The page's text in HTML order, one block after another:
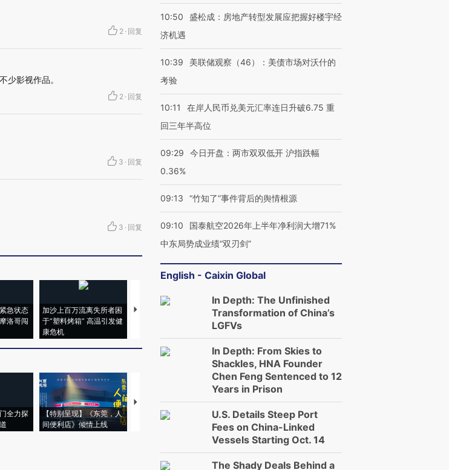
2 · 回复
少影视作品。
2 · 回复
3 · 回复
3 · 回复
急状态
洛哥闯
加沙上百万流离失所者困
于“塑料烤箱” 高温引发健
康危机
马航飞行员跨国走私7万
粒摇头丸 尿检体内含3种
泽连斯基密集出访美英 索
要防空导弹“救急”
全力探
【特别呈现】《东莞，人
间便利店》倾情上线
【推广】走进第四届链博
会，让数智科技“链”接产
【特别呈现】寻找100种
有意思的生活方式·第三对
【商旅对话】华住集团
10:50
盛松成：房地产转型发展应把握好楼宇经
济机遇
10:39
美联储观察（46）：美债市场对沃什的
考验
10:11
在岸人民币兑美元汇率连日升破6.75 重
回三年半高位
09:29
今日开盘：两市双双低开 沪指跌幅
0.36%
09:13 “竹知了”事件背后的舆情根源
09:10
国泰航空2026年上半年净利润大增71%
中东局势成业绩“双刃剑”
English - Caixin Global
In Depth: The Unfinished
Transformation of China’s
LGFVs
In Depth: From Skies to
Shackles, HNA Founder
Chen Feng Sentenced to 12
Years in Prison
U.S. Details Steep Port
Fees on China-Linked
Vessels Starting Oct. 14
The Shady Deals Behind a